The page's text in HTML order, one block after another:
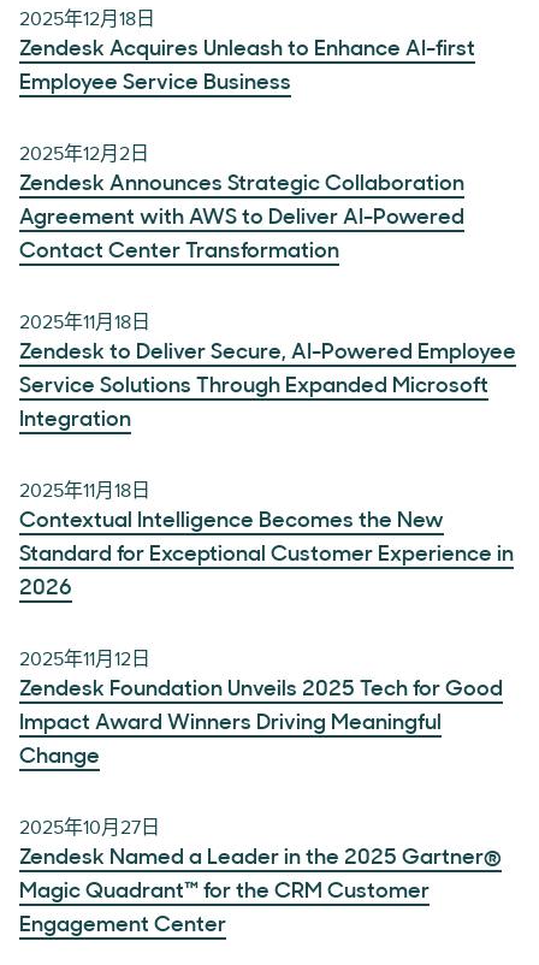
2025年12月18日
Zendesk Acquires Unleash to Enhance AI-first
Employee Service Business
2025年12月2日
Zendesk Announces Strategic Collaboration
Agreement with AWS to Deliver AI-Powered
Contact Center Transformation
2025年11月18日
Zendesk to Deliver Secure, AI-Powered Employee
Service Solutions Through Expanded Microsoft
Integration
2025年11月18日
Contextual Intelligence Becomes the New
Standard for Exceptional Customer Experience in
2026
2025年11月12日
Zendesk Foundation Unveils 2025 Tech for Good
Impact Award Winners Driving Meaningful
Change
2025年10月27日
Zendesk Named a Leader in the 2025 Gartner®
Magic Quadrant™ for the CRM Customer
Engagement Center